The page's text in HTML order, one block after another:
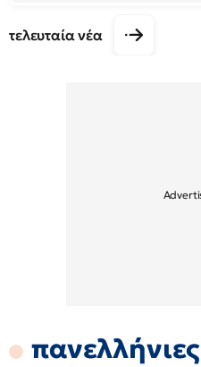
τελευταία νέα
πανελλήνιες